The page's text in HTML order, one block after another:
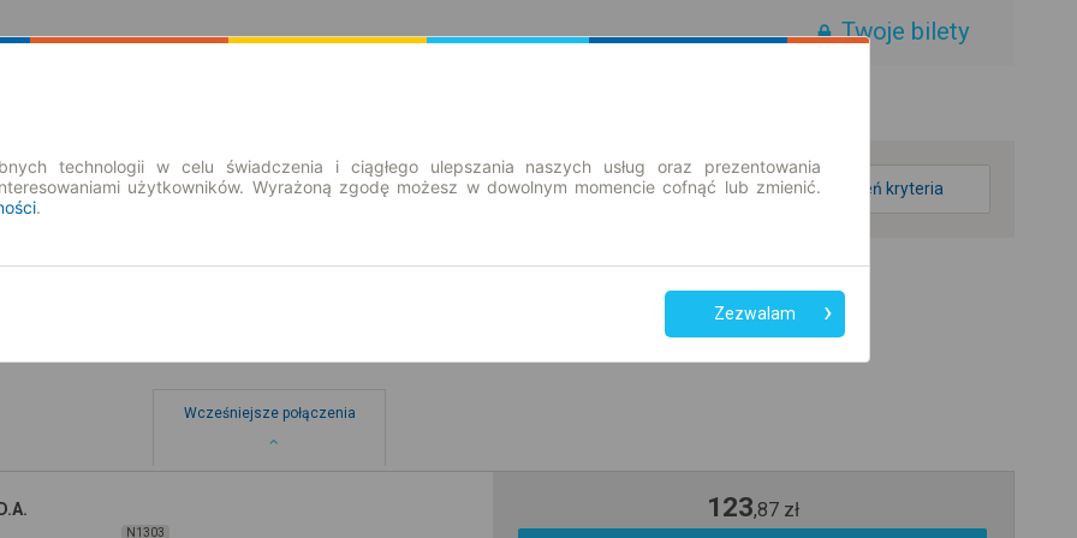
Twoje bilety
zmień kryteria
Wcześniejsze połączenia
N1303
123,87 zł
technologii w celu świadczenia i ciągłego ulepszania naszych usług oraz prezentowania
użytkowników. Wyrażoną zgodę możesz w dowolnym momencie cofnąć lub zmienić.
.
Zezwalam